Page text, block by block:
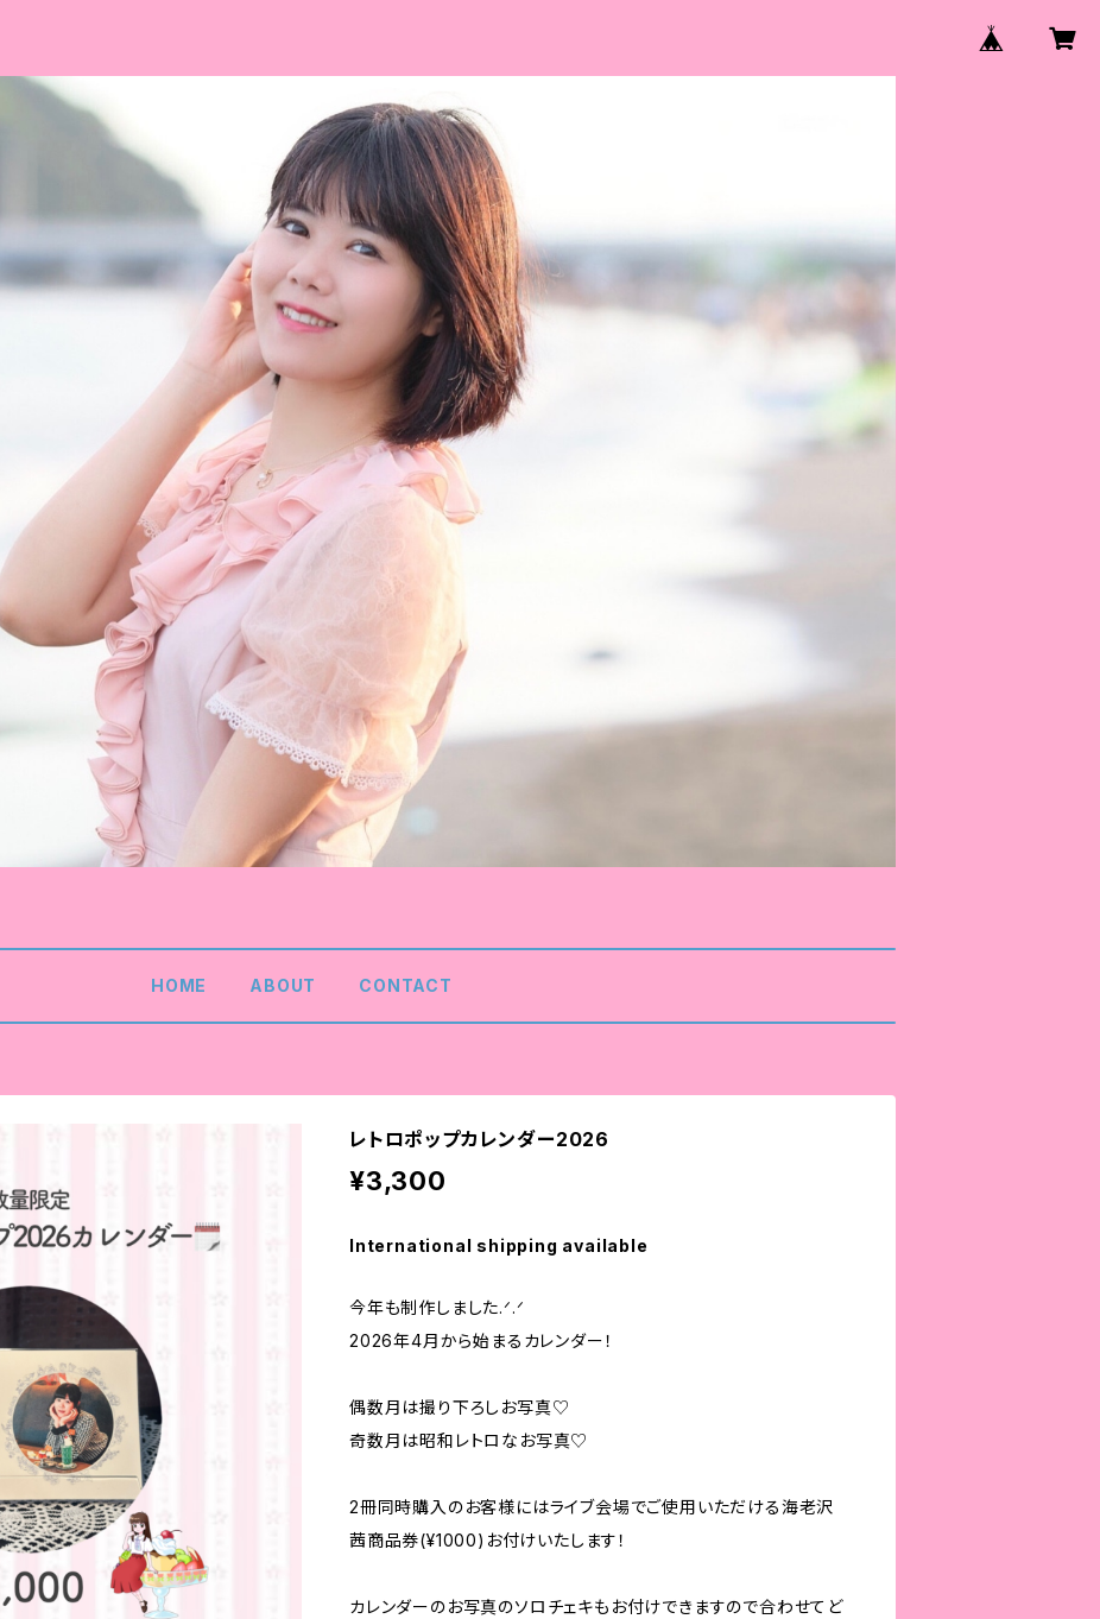
HOME ABOUT CONTACT
レトロポップカレンダー2026
¥3,300
International shipping available
今年も制作しました.ᐟ.ᐟ
2026年4月から始まるカレンダー！
偶数月は撮り下ろしお写真♡
奇数月は昭和レトロなお写真♡
2冊同時購入のお客様にはライブ会場でご使用いただける海老沢
茜商品券(¥1000)お付けいたします！
カレンダーのお写真のソロチェキもお付けできますので合わせてど